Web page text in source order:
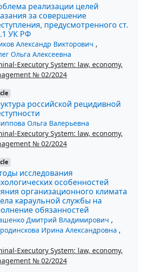
реализации целей
за совершение
предусмотренного ст.
УК РФ
Александр Викторович ,
Ольга Алексеевна
Executory System: law, economy,
№ 02/2024
российской рецидивной
Ольга Валерьевна
Executory System: law, economy,
№ 02/2024
исследования
особенностей
организационного климата
караульной службы на
обязанностей
Дмитрий Владимирович ,
Ирина Александровна ,
Executory System: law, economy,
№ 02/2024